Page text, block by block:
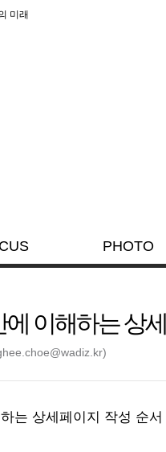
PHOTO
에 이해하는 상